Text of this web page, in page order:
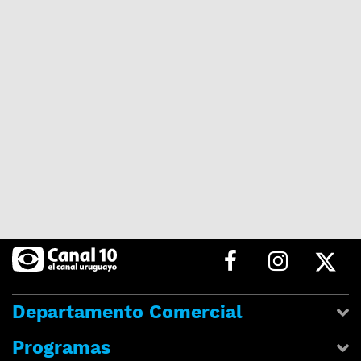
Departamento Comercial
Programas